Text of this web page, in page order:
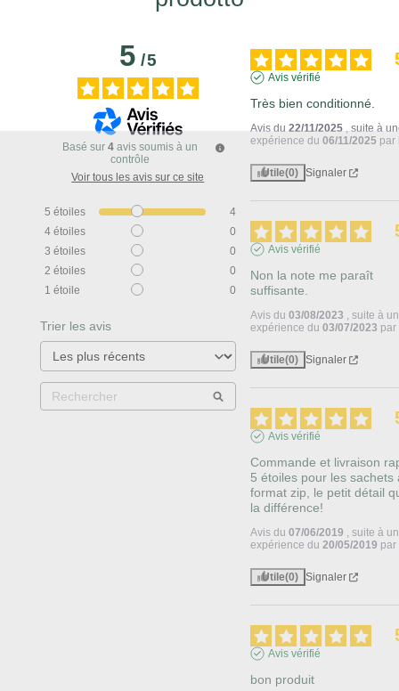
5/5
Basé sur 4 avis soumis à un
contrôle
Voir tous les avis sur ce site
5 étoiles
4
4 étoiles
0
3 étoiles
0
2 étoiles
0
1 étoile 0
Trier les avis
Avis vérifié
Très bien conditionné.
Avis du22/11/2025 , suite à
expérience du06/11/2025 par
Utile(0) Signaler
Avis vérifié
Non la note me paraît
suffisante.
Avis du03/08/2023 , suite à
expérience du03/07/2023 par
Utile(0) Signaler
Avis vérifié
Commande et livraison
5 étoiles pour les sachets
format zip, le petit détail
la différence!
Avis du07/06/2019 , suite à
expérience du20/05/2019 par
Utile(0) Signaler
Avis vérifié
bon produit